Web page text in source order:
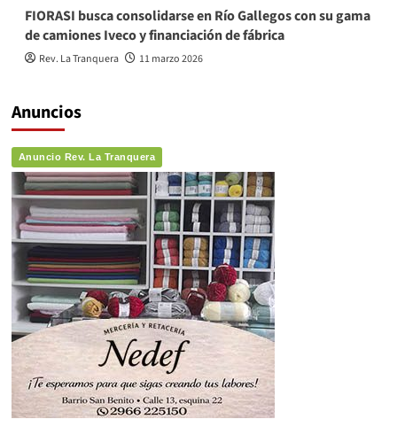
FIORASI busca consolidarse en Río Gallegos con su gama
de camiones Iveco y financiación de fábrica
Rev. La Tranquera 11 marzo 2026
Anuncios
Anuncio Rev. La Tranquera